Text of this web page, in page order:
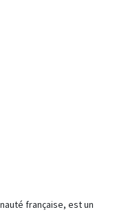
française, est un